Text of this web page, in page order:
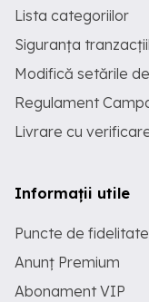
Lista categoriilor
Siguranța
Modifică setările
Regulament
Livrare cu
Informații utile
Puncte de fidelitate
Anunț Premium
Abonament VIP